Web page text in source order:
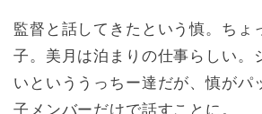
監督と話してきたという慎。ちょ
子。美月は泊まりの仕事らしい。
いといううっちー達だが、慎がパ
子メンバーだけで話すことに。